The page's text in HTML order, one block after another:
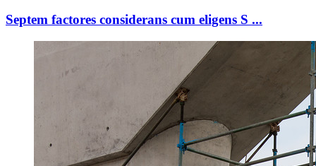
Septem factores considerans cum eligens S ...